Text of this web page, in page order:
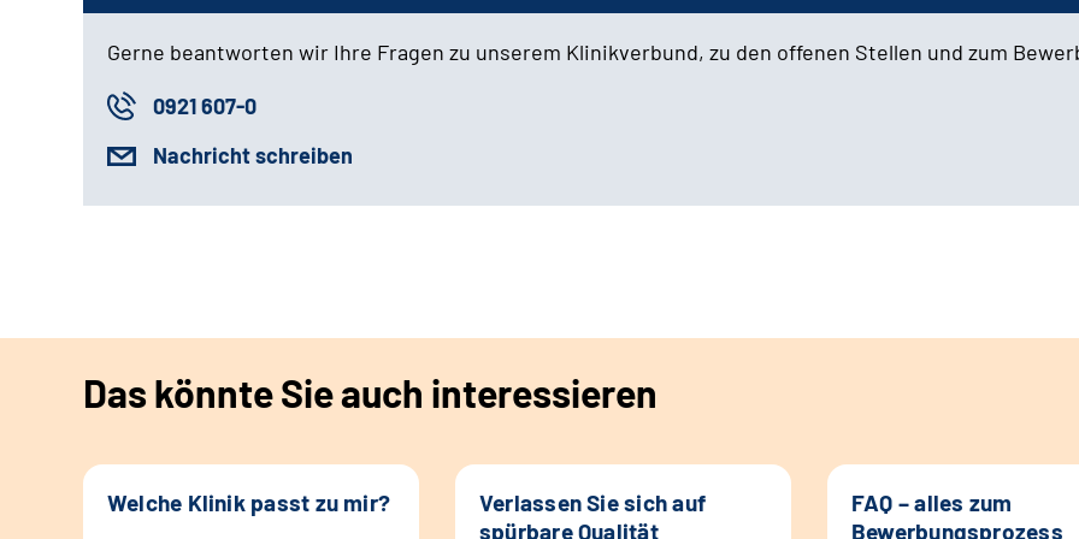
Gerne beantworten wir Ihre Fragen zu unserem Klinikverbund, zu den offenen Stellen und zum
0921 607-0
Nachricht schreiben
Das könnte Sie auch interessieren
Welche Klinik passt zu mir?
Verlassen Sie sich auf
spürbare Qualität
FAQ – alles zum
Bewerbungsprozess